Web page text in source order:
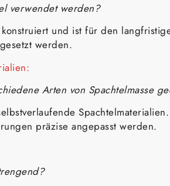
verwendet werden?
konstruiert und ist für den
werden.
Arten von Spachtelmasse
präzise angepasst werden.